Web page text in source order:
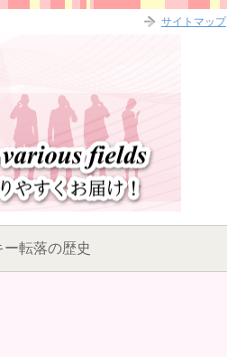
転落の歴史
サイトマップ